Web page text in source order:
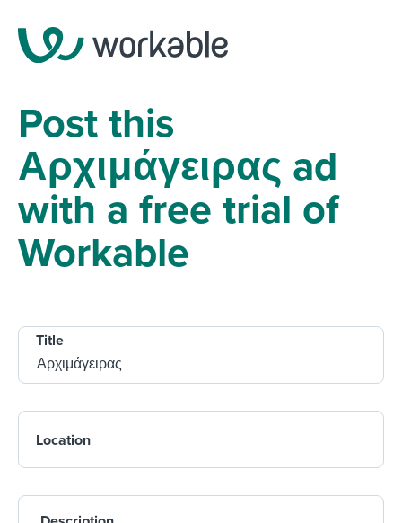
Post this
Αρχιμάγειρας ad
with a free trial of
Workable
Title
Location